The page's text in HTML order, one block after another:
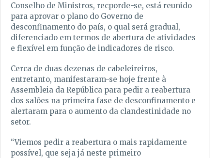
Conselho de Ministros, recporde-se, está reunido
para aprovar o plano do Governo de
desconfinamento do país, o qual será gradual,
diferenciado em termos de abertura de atividades
e flexível em função de indicadores de risco.
Cerca de duas dezenas de cabeleireiros,
entretanto, manifestaram-se hoje frente à
Assembleia da República para pedir a reabertura
dos salões na primeira fase de desconfinamento e
alertaram para o aumento da clandestinidade no
setor.
“Viemos pedir a reabertura o mais rapidamente
possível, que seja já neste primeiro